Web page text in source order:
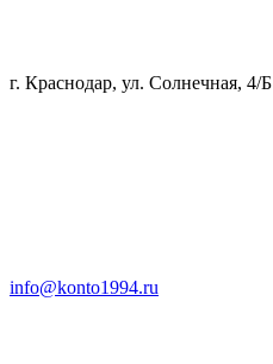
г. Краснодар, ул. Солнечная, 4/Б
info@konto1994.ru